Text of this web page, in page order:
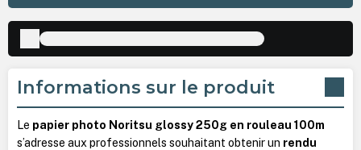
Informations sur le produit
Le papier photo Noritsu glossy 250g en rouleau 100m
s’adresse aux professionnels souhaitant obtenir un rendu